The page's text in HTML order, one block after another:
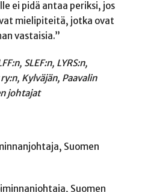
ei pidä antaa periksi, jos
mielipiteitä, jotka ovat
vastaisia.”
SLEF:n, LYRS:n,
Kylväjän, Paavalin
johtajat
Suomen
Suomen